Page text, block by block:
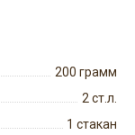
200 грамм
2ст.л.
1 стакан